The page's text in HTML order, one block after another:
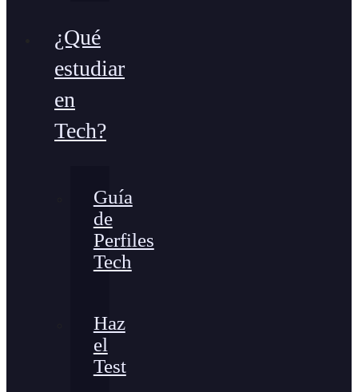
¿Qué
estudiar
en
Tech?
Guía
de
Perfiles
Tech
Haz
el
Test